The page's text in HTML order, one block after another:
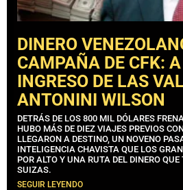
DINERO
CAMPAÑA DE CFK:
INGRESO DE LAS
ANTONINI WILSON
DETRÁS DE LOS 800 MIL DÓLARES
HUBO MÁS DE DIEZ VIAJES PREVIOS
LLEGARON A DESTINO, UN NOVENO
INTELIGENCIA CHAVISTA QUE LOS
POR ALTO Y UNA RUTA DEL DINERO
SUIZAS.
SEGUIR LEYENDO